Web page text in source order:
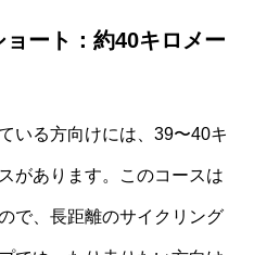
ート：約40キロメー
いる方向けには、39〜40キ
があります。このコースは
で、長距離のサイクリング